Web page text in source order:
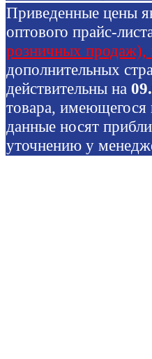
Приведенные цены
оптового прайс-
розничных продаж),
дополнительных
действительны на
товара,
данные носят
уточнению у